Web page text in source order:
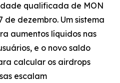
qualificada de MON
de dezembro. Um sistema
aumentos líquidos nas
e o novo saldo
calcular os airdrops
escalam